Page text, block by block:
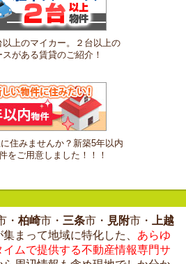
上のマイカー。２台以上の
がある賃貸のご紹介！
住みませんか？新築5年以内
をご用意しました！！！
・柏崎市・ 三条市・ 見附市・
上越
まって地域に特化した、 あらゆ
ムで提供する不動産情報専門サ